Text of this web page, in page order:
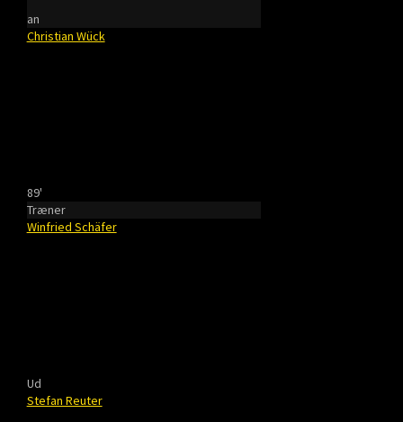
an
Christian Wück
89'
Træner
Winfried Schäfer
Ud
Stefan Reuter